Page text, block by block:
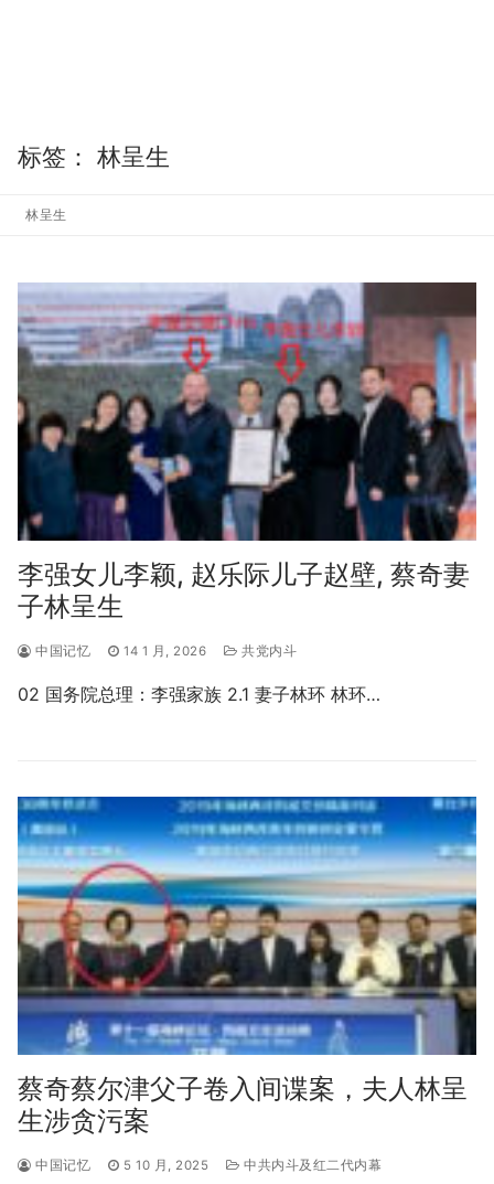
标签： 林呈生
林呈生
李强女儿李颖, 赵乐际儿子赵壁, 蔡奇妻
子林呈生
中国记忆 14 1 月, 2026 共党内斗
02 国务院总理：李强家族 2.1 妻子林环 林环…
蔡奇蔡尔津父子卷入间谍案，夫人林呈
生涉贪污案
中国记忆 5 10 月, 2025 中共内斗及红二代内幕